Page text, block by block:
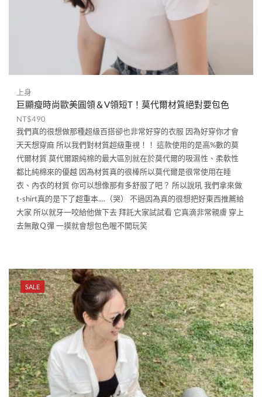
上身
巨顯瘦時尚歐美圓領＆V領短T！莫代爾材質絕對要包色
NT$490
我們真的很想做那種超級百搭卻也非常好穿的衣服 因為好穿你才會
天天想穿麻 所以我們對材質超級重視！！ 這款使用的是高%數的莫
代爾材質 莫代爾跟純棉的最大區別就在於莫代爾的吸濕性、柔軟性
都比純棉來的優越 因為材質真的很棒所以莫代爾是很常使用在睡
衣、內衣的材質 你可以想像那有多舒服了吧？ 所以說吼 我們拿來做
t-shirt真的是下了超重本....（哭） 不過因為真的很想把好東西推薦給
大家 所以就牙一咬給他做下去 拜託大家試試看 它真滴非常親膚 穿上
去無敵Ｑ彈 一摸就會想包色喔不開玩笑
SALE